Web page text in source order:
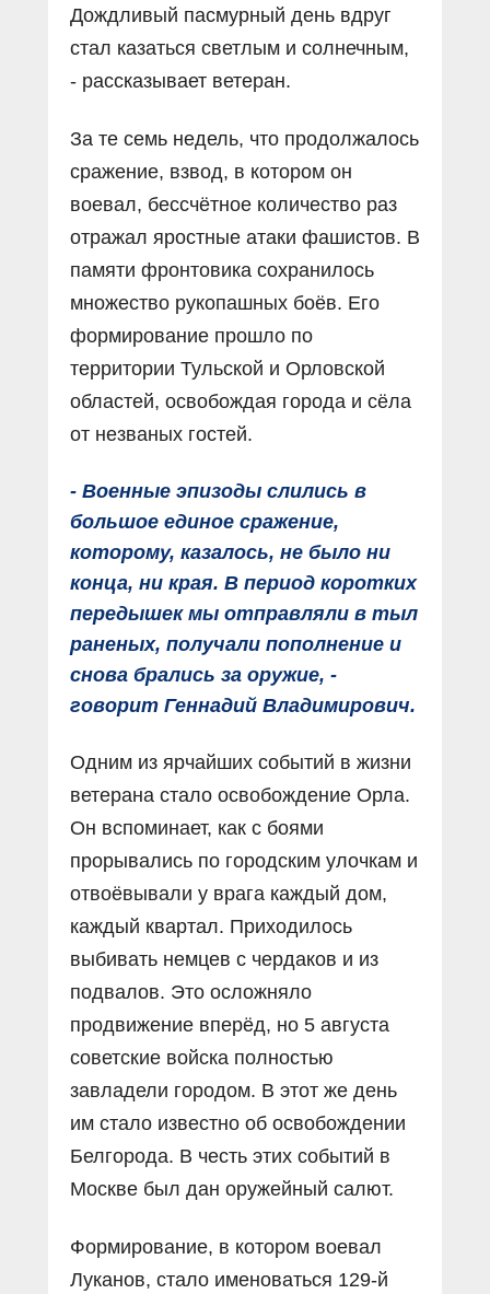
Дождливый пасмурный день вдруг
стал казаться светлым и солнечным,
- рассказывает ветеран.
За те семь недель, что продолжалось
сражение, взвод, в котором он
воевал, бессчётное количество раз
отражал яростные атаки фашистов. В
памяти фронтовика сохранилось
множество рукопашных боёв. Его
формирование прошло по
территории Тульской и Орловской
областей, освобождая города и сёла
от незваных гостей.
- Военные эпизоды слились в
большое единое сражение,
которому, казалось, не было ни
конца, ни края. В период коротких
передышек мы отправляли в тыл
раненых, получали пополнение и
снова брались за оружие, -
говорит Геннадий Владимирович.
Одним из ярчайших событий в жизни
ветерана стало освобождение Орла.
Он вспоминает, как с боями
прорывались по городским улочкам и
отвоёвывали у врага каждый дом,
каждый квартал. Приходилось
выбивать немцев с чердаков и из
подвалов. Это осложняло
продвижение вперёд, но 5 августа
советские войска полностью
завладели городом. В этот же день
им стало известно об освобождении
Белгорода. В честь этих событий в
Москве был дан оружейный салют.
Формирование, в котором воевал
Луканов, стало именоваться 129-й